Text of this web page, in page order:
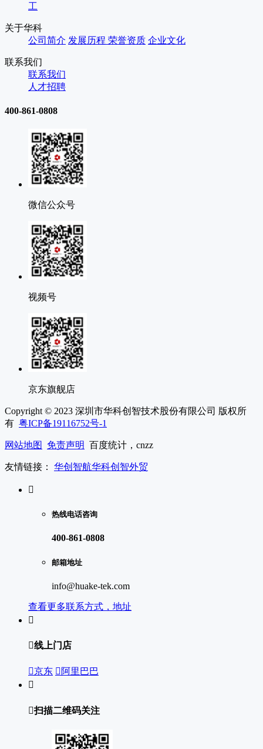
工
关于华科
公司简介 发展历程 荣誉资质 企业文化
联系我们
联系我们
人才招聘
400-861-0808
微信公众号
视频号
京东旗舰店
Copyright © 2023 深圳市华科创智技术股份有限公司 版权所
有 粤ICP备19116752号-1
网站地图 免责声明 百度统计，cnzz
友情链接： 华创智航华科创智外贸

热线电话咨询
400-861-0808
邮箱地址
info@huake-tek.com
查看更多联系方式，地址

线上门店
京东  阿里巴巴

扫描二维码关注